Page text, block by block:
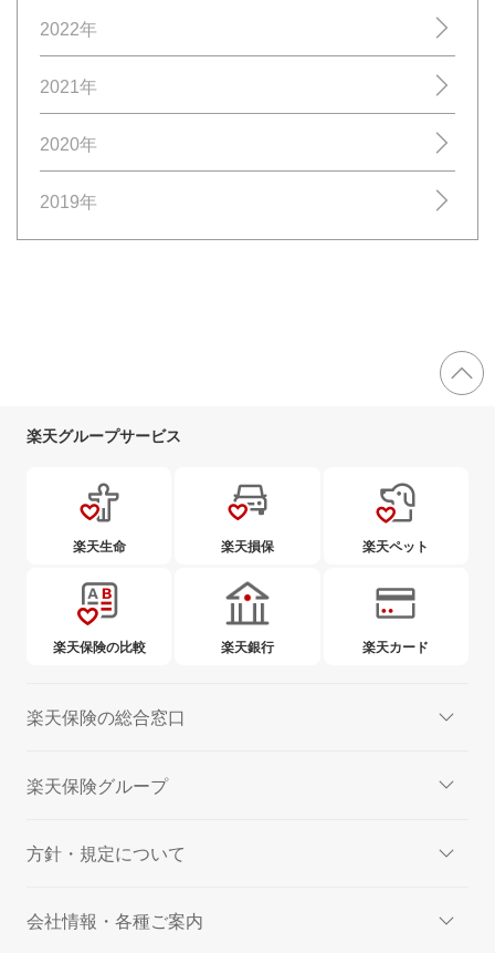
2022年
2021年
2020年
2019年
楽天グループサービス
楽天生命 楽天損保 楽天ペット
楽天保険の比較 楽天銀行 楽天カード
楽天保険の総合窓口
楽天保険グループ
方針・規定について
会社情報・各種ご案内